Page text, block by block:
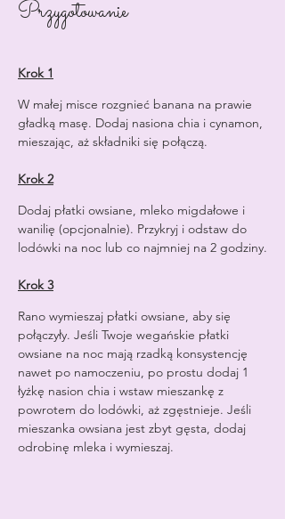
Przygotowanie
Krok 1
W małej misce rozgnieć banana na prawie
gładką masę. Dodaj nasiona chia i cynamon,
mieszając, aż składniki się połączą.
Krok 2
Dodaj płatki owsiane, mleko migdałowe i
wanilię (opcjonalnie). Przykryj i odstaw do
lodówki na noc lub co najmniej na 2 godziny.
Krok 3
Rano wymieszaj płatki owsiane, aby się
połączyły. Jeśli Twoje wegańskie płatki
owsiane na noc mają rzadką konsystencję
nawet po namoczeniu, po prostu dodaj 1
łyżkę nasion chia i wstaw mieszankę z
powrotem do lodówki, aż zgęstnieje. Jeśli
mieszanka owsiana jest zbyt gęsta, dodaj
odrobinę mleka i wymieszaj.